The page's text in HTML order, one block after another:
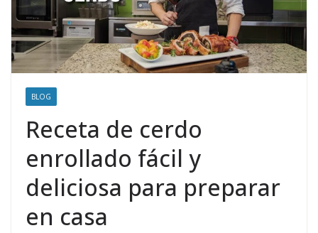
BLOG
Receta de cerdo
enrollado fácil y
deliciosa para preparar
en casa